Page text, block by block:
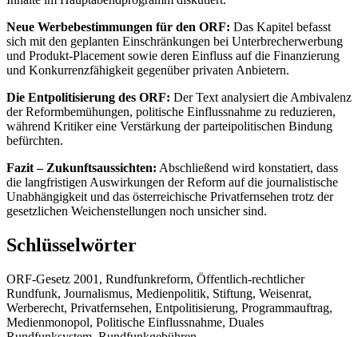
Neue Werbebestimmungen für den ORF: Das Kapitel befasst
sich mit den geplanten Einschränkungen bei Unterbrecherwerbung
und Produkt-Placement sowie deren Einfluss auf die Finanzierung
und Konkurrenzfähigkeit gegenüber privaten Anbietern.
Die Entpolitisierung des ORF: Der Text analysiert die Ambivalenz
der Reformbemühungen, politische Einflussnahme zu reduzieren,
während Kritiker eine Verstärkung der parteipolitischen Bindung
befürchten.
Fazit – Zukunftsaussichten: Abschließend wird konstatiert, dass
die langfristigen Auswirkungen der Reform auf die journalistische
Unabhängigkeit und das österreichische Privatfernsehen trotz der
gesetzlichen Weichenstellungen noch unsicher sind.
Schlüsselwörter
ORF-Gesetz 2001, Rundfunkreform, Öffentlich-rechtlicher
Rundfunk, Journalismus, Medienpolitik, Stiftung, Weisenrat,
Werberecht, Privatfernsehen, Entpolitisierung, Programmauftrag,
Medienmonopol, Politische Einflussnahme, Duales